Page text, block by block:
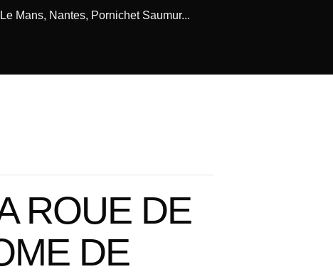
Mans, Nantes, Pornichet Saumur...
ROUE DE
DE